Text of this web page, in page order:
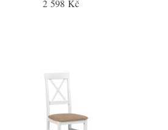
2 598 Kč